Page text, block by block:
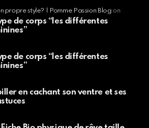
propre style? | Pomme Passion Blog on
de corps “les différentes
de corps “les différentes
en cachant son ventre et ses